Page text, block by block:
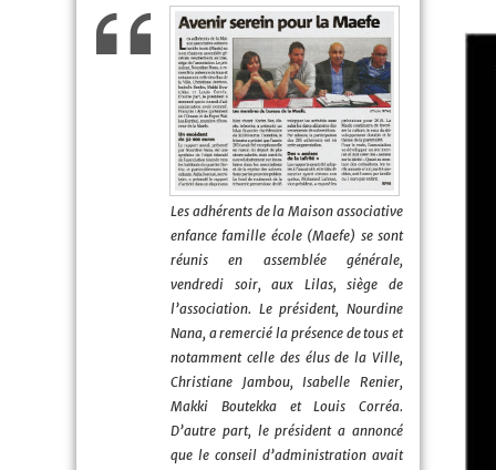
Les adhérents de la Maison associative
enfance famille école (Maefe) se sont
réunis en assemblée générale,
vendredi soir, aux Lilas, siège de
l’association. Le président, Nourdine
Nana, a remercié la présence de tous et
notamment celle des élus de la Ville,
Christiane Jambou, Isabelle Renier,
Makki Boutekka et Louis Corréa.
D’autre part, le président a annoncé
que le conseil d’administration avait